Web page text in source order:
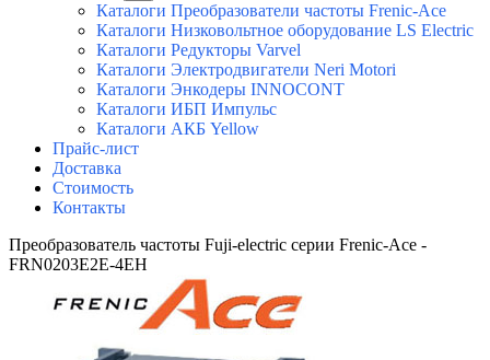
Каталоги Преобразователи частоты Frenic-Ace
Каталоги Низковольтное оборудование LS Electric
Каталоги Редукторы Varvel
Каталоги Электродвигатели Neri Motori
Каталоги Энкодеры INNOCONT
Каталоги ИБП Импульс
Каталоги АКБ Yellow
Прайс-лист
Доставка
Стоимость
Контакты
Преобразователь частоты Fuji-electric серии Frenic-Ace -
FRN0203E2E-4EH